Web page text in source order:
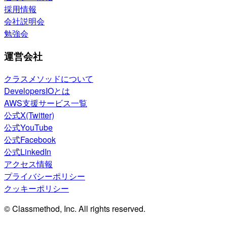
採用情報
会社説明会
勉強会
運営会社
クラスメソッドについて
DevelopersIOとは
AWS支援サービス一覧
公式X(Twitter)
公式YouTube
公式Facebook
公式LinkedIn
アクセス情報
プライバシーポリシー
クッキーポリシー
© Classmethod, Inc. All rights reserved.